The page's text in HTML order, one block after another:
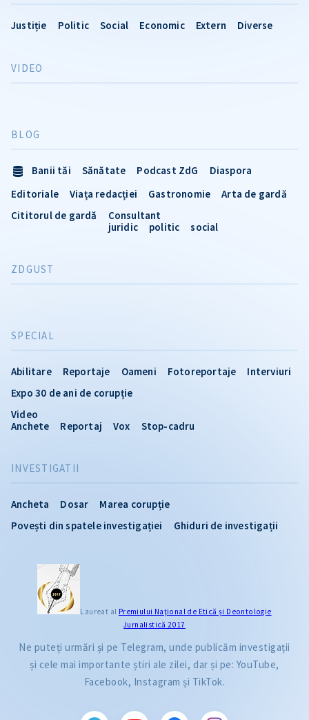
Justiție Politic Social Economic Extern Diverse
INVESTIGATII
Ancheta Dosar
Marea corupție
Povești din spatele investigației
Ghiduri de investigații
VIDEO
SPECIAL
Abilitare Reportaje Oameni Fotoreportaje
Interviuri
Expo 30 de ani de corupție
Video
Anchete
Reportaj Vox Stop-cadru
BLOG
Banii tăi Sănătate Podcast ZdG
Diaspora
Editoriale
Viața redacției Gastronomie
Arta de gardă
Cititorul de gardă
Consultant
juridic
politic social
ZDGUST
Laureat al Premiului Naţional de Etică și Deontologie
Jurnalistică 2017
Ne puteți urmări și pe Telegram, unde publicăm investigații
și cele mai importante știri ale zilei, dar și pe: YouTube,
Facebook, Instagram și TikTok.